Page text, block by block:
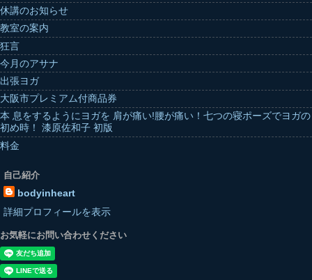
休講のお知らせ
教室の案内
狂言
今月のアサナ
出張ヨガ
大阪市プレミアム付商品券
本 息をするようにヨガを 肩が痛い!腰が痛い！七つの寝ポーズでヨガの
初め時！ 漆原佐和子 初版
料金
自己紹介
bodyinheart
詳細プロフィールを表示
お気軽にお問い合わせください